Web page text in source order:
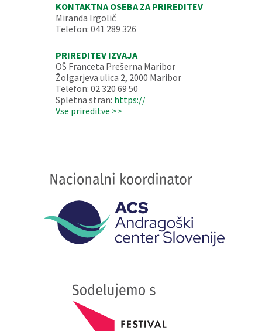
KONTAKTNA OSEBA ZA PRIREDITEV
Miranda Irgolič
Telefon: 041 289 326
PRIREDITEV IZVAJA
OŠ Franceta Prešerna Maribor
Žolgarjeva ulica 2, 2000 Maribor
Telefon: 02 320 69 50
Spletna stran: https://
Vse prireditve >>